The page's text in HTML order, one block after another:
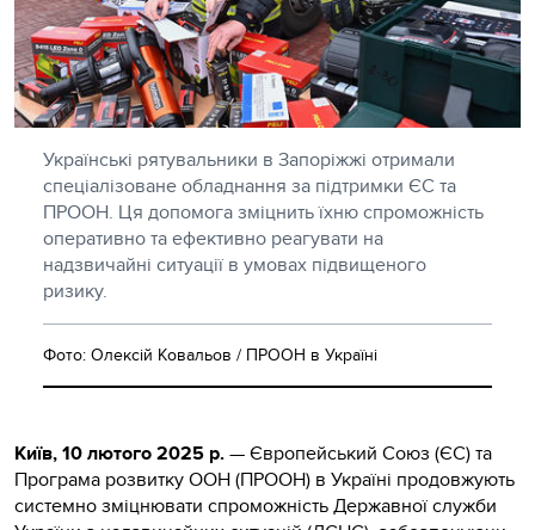
Українські рятувальники в Запоріжжі отримали
спеціалізоване обладнання за підтримки ЄС та
ПРООН. Ця допомога зміцнить їхню спроможність
оперативно та ефективно реагувати на
надзвичайні ситуації в умовах підвищеного
ризику.
Фото: Олексій Ковальов / ПРООН в Україні
Київ, 10 лютого 2025 р.— Європейський Союз (ЄС) та
Програма розвитку ООН (ПРООН) в Україні продовжують
системно зміцнювати спроможність Державної служби